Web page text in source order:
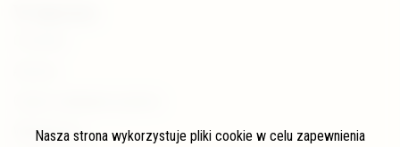
Współpraca
Nasza strona wykorzystuje pliki cookie w celu zapewnienia